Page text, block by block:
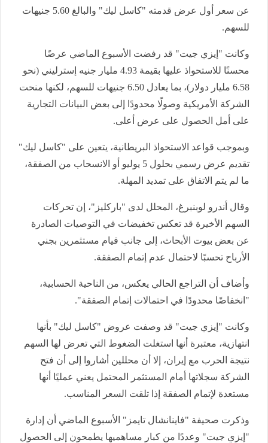
عن سعر أول عرض قدمته "كاسل ليك" والبالغ 5.60 جنيهات
للسهم.
وكانت "إيزي جيت" قد رفضت الأسبوع الماضي عرضًا
محسنًا للاستحواذ عليها بقيمة 4.93 مليار جنيه إسترليني (نحو
6.58 مليار دولار)، بما يعادل 6.50 جنيهات للسهم، لكنها منحت
الشركة الأمريكية وصولًا محدودًا إلى بعض البيانات التجارية
على أمل الحصول على عرض أعلى.
وبموجب قواعد الاستحواذ البريطانية، يتعين على "كاسل ليك"
تقديم عرض رسمي بحلول 5 يوليو أو الانسحاب من الصفقة،
ما لم يتم الاتفاق على تمديد المهلة.
وقال أندرو لوبنبرغ، المحلل لدى "باركليز"، إن تحركات
السهم الأخيرة قد تعكس تخفيضات في التوصيات الصادرة
عن بعض بيوت الأبحاث، إلى جانب قيام مستثمرين بجني
الأرباح تحسبًا لاحتمال عدم إتمام الصفقة.
وأضاف أن التراجع الحالي يعكس، من الناحية الحسابية،
"انخفاضًا محدودًا في احتمالات إتمام الصفقة".
وكانت "إيزي جيت" قد وصفت عروض "كاسل ليك" بأنها
انتهازية، معتبرة أنها استغلت الضغوط التي تعرض لها السهم
نتيجة الحرب مع إيران، إلا أن محللين أشاروا إلى أن فتح
الشركة سجلاتها أمام المستثمر المحتمل يعني عمليًا أنها
مستعدة لإتمام الصفقة إذا تلقت السعر المناسب.
وذكرت صحيفة "فاينانشال تايمز" الأسبوع الماضي أن إدارة
"إيزي جيت" وعددًا من كبار مساهميها يطمحون إلى الحصول